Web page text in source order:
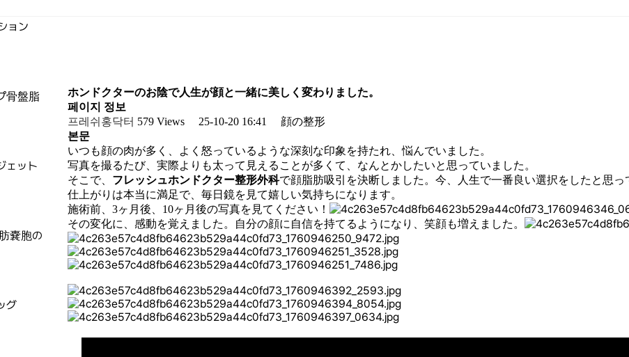
ョン
骨盤脂
ェット
嚢胞の
グ
ホンドクターのお陰で人生が顔と一緒に美しく変わりました。
페이지 정보
프레쉬홍닥터 579 Views 25-10-20 16:41
顔の整形
본문
いつも顔の肉が多く、よく怒っているような深刻な印象を持たれ、悩んでいました。
写真を撮るたび、実際よりも太って見えることが多くて、なんとかしたいと思っていました。
そこで、 フレッシュホンドクター整形外科で顔脂肪吸引を決断しました。今、人生で一番良い選択をしたと思っ
仕上がりは本当に満足で、毎日鏡を見て嬉しい気持ちになります。
施術前、3ヶ月後、10ヶ月後の写真を見てください！
その変化に、感動を覚えました。自分の顔に自信を持てるようになり、笑顔も増えました。